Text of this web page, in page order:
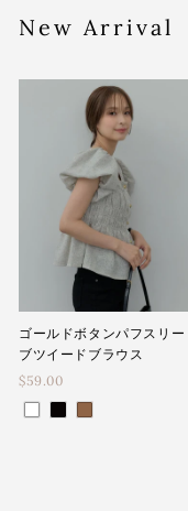
New Arrival
ゴールドボタンパフスリー
ブツイードブラウス
$59.00